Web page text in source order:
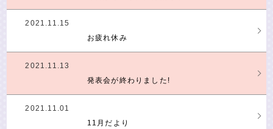
2021.11.15
お疲れ休み
2021.11.13
発表会が終わりました!
2021.11.01
11月だより